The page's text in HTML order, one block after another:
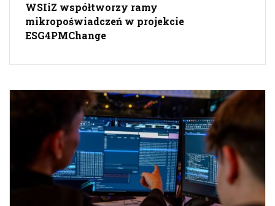
WSIiZ współtworzy ramy
mikropoświadczeń w projekcie
ESG4PMChange